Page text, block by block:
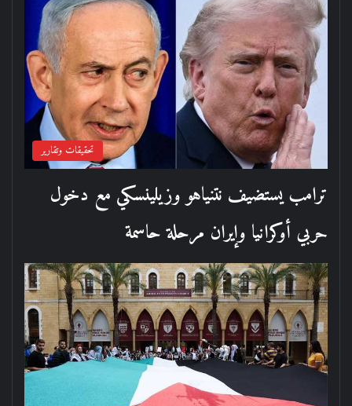
تحقيقات وتقارير
ترامب يستضيف نتنياهو وزيلينسكي مع دخول
حربي أوكرانيا وإيران مرحلة حاسمة